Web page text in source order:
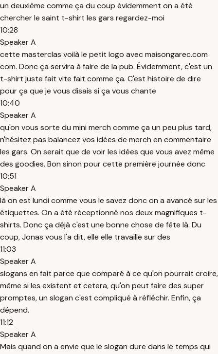
un deuxième comme ça du coup évidemment on a été
chercher le saint t-shirt les gars regardez-moi
10:28
Speaker A
cette masterclas voilà le petit logo avec maisongarec.com
com. Donc ça servira à faire de la pub. Évidemment, c'est un
t-shirt juste fait vite fait comme ça. C'est histoire de dire
pour ça que je vous disais si ça vous chante
10:40
Speaker A
qu'on vous sorte du mini merch comme ça un peu plus tard,
n'hésitez pas balancez vos idées de merch en commentaire
les gars. On serait que de voir les idées que vous avez même
des goodies. Bon sinon pour cette première journée donc
10:51
Speaker A
là on est lundi comme vous le savez donc on a avancé sur les
étiquettes. On a été réceptionné nos deux magnifiques t-
shirts. Donc ça déjà c'est une bonne chose de fête là. Du
coup, Jonas vous l'a dit, elle elle travaille sur des
11:03
Speaker A
slogans en fait parce que comparé à ce qu'on pourrait croire,
même si les existent et cetera, qu'on peut faire des super
promptes, un slogan c'est compliqué à réfléchir. Enfin, ça
dépend.
11:12
Speaker A
Mais quand on a envie que le slogan dure dans le temps qui